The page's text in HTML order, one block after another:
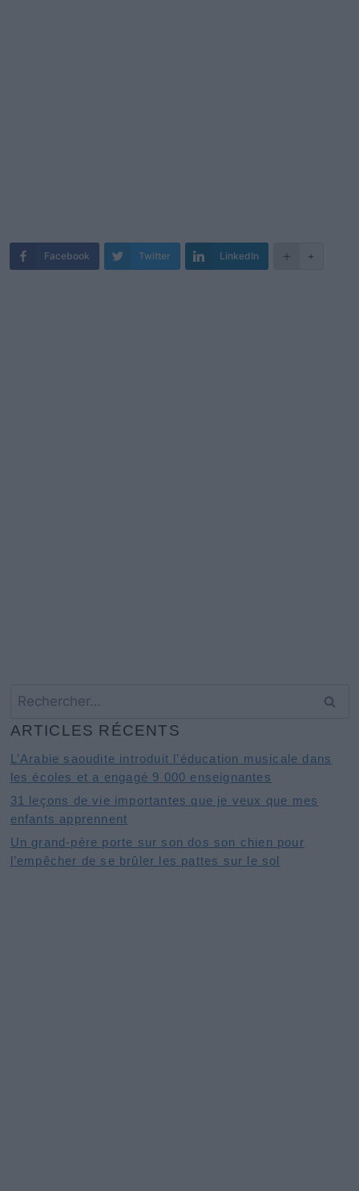
Facebook Twitter LinkedIn +
ARTICLES RÉCENTS
L’Arabie saoudite introduit l’éducation musicale dans
les écoles et a engagé 9 000 enseignantes
31 leçons de vie importantes que je veux que mes
enfants apprennent
Un grand-père porte sur son dos son chien pour
l’empêcher de se brûler les pattes sur le sol